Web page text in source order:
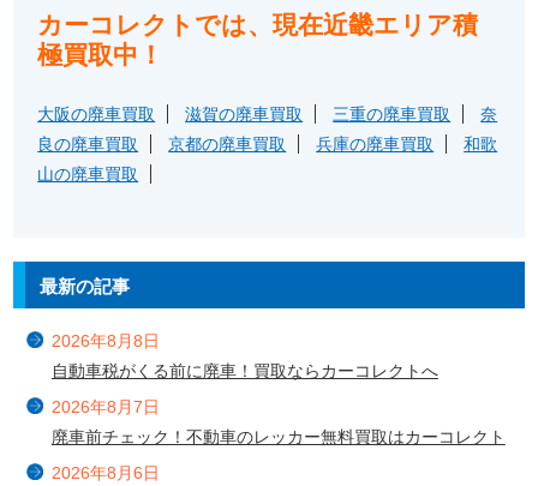
カーコレクトでは、現在近畿エリア積
極買取中！
大阪の廃車買取 滋賀の廃車買取 三重の廃車買取
奈
良の廃車買取
京都の廃車買取 兵庫の廃車買取
和歌
山の廃車買取
最新の記事
2026年8月8日
自動車税がくる前に廃車！買取ならカーコレクトへ
2026年8月7日
廃車前チェック！不動車のレッカー無料買取はカーコレクト
2026年8月6日